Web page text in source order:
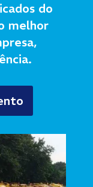
do
melhor